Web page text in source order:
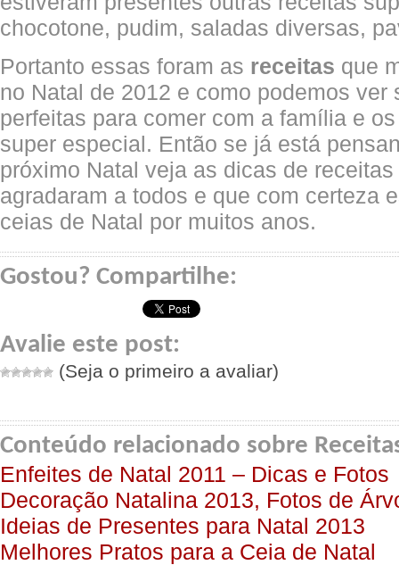
chocotone, pudim, saladas diversas,
Portanto essas foram as receitas que
no Natal de 2012 e como podemos ver
perfeitas para comer com a família e
super especial. Então se já está
próximo Natal veja as dicas de
agradaram a todos e que com certeza
ceias de Natal por muitos anos.
Gostou? Compartilhe:
Avalie este post:
(Seja o primeiro a avaliar)
Conteúdo relacionado sobre
Enfeites de Natal 2011 – Dicas e Fotos
Decoração Natalina 2013, Fotos de
Ideias de Presentes para Natal 2013
Melhores Pratos para a Ceia de Natal